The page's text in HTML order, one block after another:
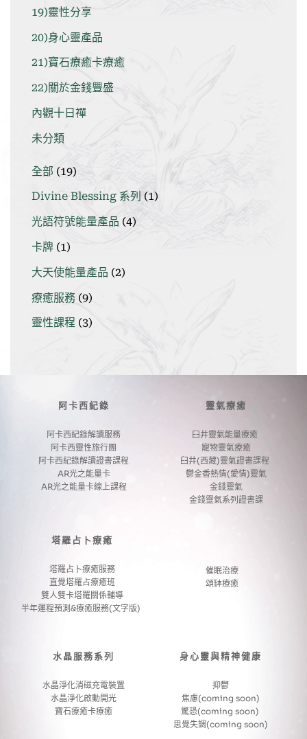
19)靈性分享
20)身心靈產品
21)寶石療癒卡療癒
22)關於金錢豐盛
內觀十日禪
未分類
全部 1919
產
品
Divine Blessing 系列 11
光語符號能量產品 44
卡牌 11
產
品
大天使能量產品 22
療癒服務 99
產
靈性課程 33
阿卡西紀錄
阿卡西紀錄解讀服務
阿卡西靈性旅行團
阿卡西紀錄解讀證書課程
AR光之能量卡
AR光之能量卡線上課程
靈氣療癒
臼井靈氣能量療癒
寵物靈氣療癒
臼井(西藏)靈氣證書課程
鬱金香熱情(愛情)靈氣
金錢靈氣
金錢靈氣系列證書課
塔羅占卜療癒
塔羅占卜療癒服務
直覺塔羅占療癒班
雙人雙卡塔羅關係輔導
半年運程預測&療癒服務(文字版)
催眠治療
頌缽療癒
水晶服務系列
水晶淨化消磁充電裝置
水晶淨化啟動開光
寶石療癒卡療癒
身心靈與精神健康
抑鬱
焦慮(coming soon)
驚恐(coming soon)
思覺失調(coming soon)